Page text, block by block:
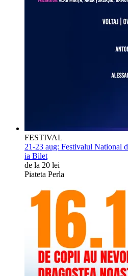
FESTIVAL
21-23 aug: Festivalul National
ia Bilet
de la 20 lei
Piateta Perla